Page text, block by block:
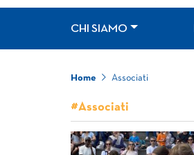
CHI SIAMO
Home Associati
#Associati